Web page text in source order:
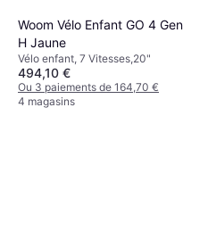
Woom Vélo Enfant GO 4 Gen
H Jaune
Vélo enfant, 7 Vitesses,20"
494,10 €
Ou 3 paiements de 164,70 €
4 magasins